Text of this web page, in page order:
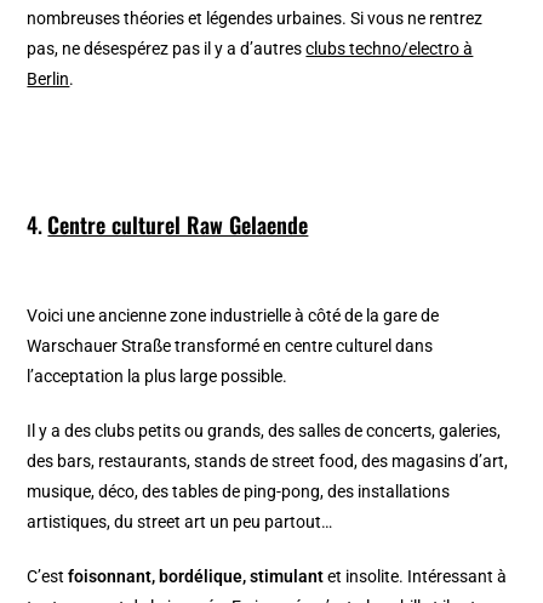
nombreuses théories et légendes urbaines. Si vous ne rentrez
pas, ne désespérez pas il y a d’autresclubs techno/electro à
Berlin.
4.Centre culturel Raw Gelaende
Voici une ancienne zone industrielle à côté de la gare de
Warschauer Straße transformé en centre culturel dans
l’acceptation la plus large possible.
Il y a des clubs petits ou grands, des salles de concerts, galeries,
des bars, restaurants, stands de street food, des magasins d’art,
musique, déco, des tables de ping-pong, des installations
artistiques, du street art un peu partout…
C’estfoisonnant, bordélique, stimulantet insolite. Intéressant à